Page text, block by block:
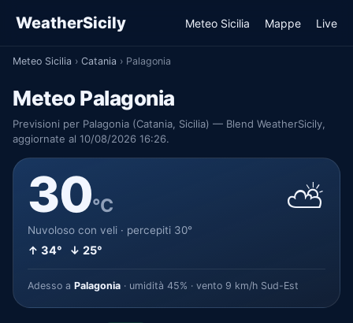
WeatherSicily Meteo Sicilia Mappe Live
Meteo Sicilia › Catania › Palagonia
Meteo Palagonia
Previsioni per Palagonia (Catania, Sicilia) — Blend WeatherSicily,
aggiornate al 10/08/2026 16:26.
30°C
Nuvoloso con veli · percepiti 30°
↑ 34° ↓ 25°
⛅
Adesso a Palagonia · umidità 45% · vento 9 km/h Sud-Est